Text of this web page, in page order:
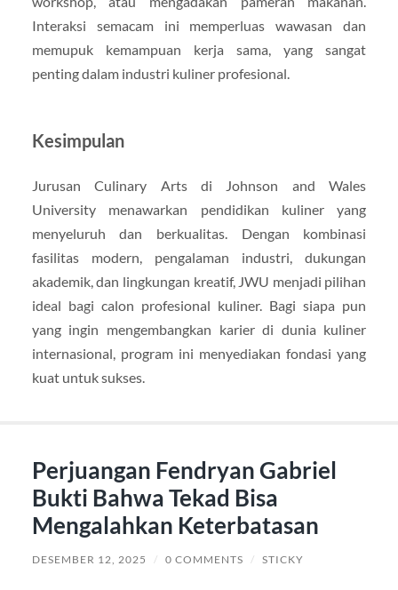
Interaksi semacam ini memperluas wawasan dan
memupuk kemampuan kerja sama, yang sangat
penting dalam industri kuliner profesional.
Kesimpulan
Jurusan Culinary Arts di Johnson and Wales
University menawarkan pendidikan kuliner yang
menyeluruh dan berkualitas. Dengan kombinasi
fasilitas modern, pengalaman industri, dukungan
akademik, dan lingkungan kreatif, JWU menjadi pilihan
ideal bagi calon profesional kuliner. Bagi siapa pun
yang ingin mengembangkan karier di dunia kuliner
internasional, program ini menyediakan fondasi yang
kuat untuk sukses.
Perjuangan Fendryan Gabriel
Bukti Bahwa Tekad Bisa
Mengalahkan Keterbatasan
DESEMBER 12, 2025 / 0 COMMENTS / STICKY